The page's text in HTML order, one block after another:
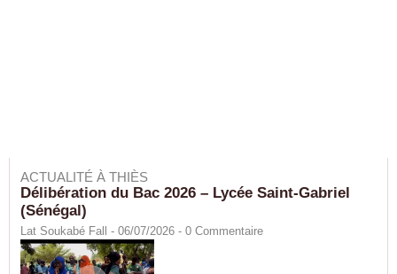
ACTUALITÉ À THIÈS
Délibération du Bac 2026 – Lycée Saint-Gabriel
(Sénégal)
Lat Soukabé Fall - 06/07/2026 - 0 Commentaire